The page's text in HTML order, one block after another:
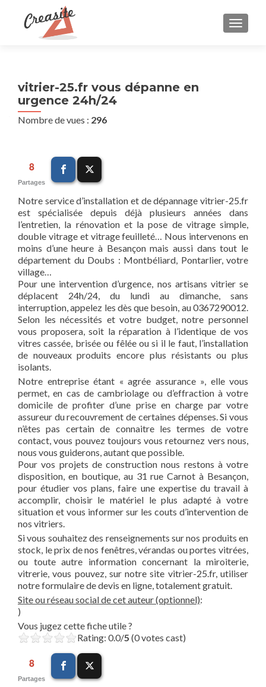
vitrier-25.fr vous dépanne en
urgence 24h/24
Nombre de vues : 296
8
Partages
Notre service d’installation et de dépannage vitrier-25.fr
est spécialisée depuis déjà plusieurs années dans
l’entretien, la rénovation et la pose de vitrage simple,
double vitrage et vitrage feuilleté… Nous intervenons en
moins d’une heure à Besançon mais aussi dans tout le
département du Doubs : Montbéliard, Pontarlier, votre
village…
Pour une intervention d’urgence, nos artisans vitrier se
déplacent 24h/24, du lundi au dimanche, sans
interruption, appelez les dès que besoin, au 0367290012.
Selon les nécessités et votre budget, notre personnel
vous proposera, soit la réparation à l’identique de vos
vitres cassée, brisée ou fêlée ou si il le faut, l’installation
de nouveaux produits encore plus résistants ou plus
isolants.
Notre entreprise étant « agrée assurance », elle vous
permet, en cas de cambriolage ou d’effraction à votre
domicile de profiter d’une prise en charge par votre
assureur du recouvrement de certaines dépenses. Si vous
n’êtes pas certain de connaitre les termes de votre
contact, vous pouvez toujours vous retournez vers nous,
nous vous guiderons, autant que possible.
Pour vos projets de construction nous restons à votre
disposition, en boutique, au 31 rue Carnot à Besançon,
pour étudier vos plans, faire une expertise du travail à
accomplir, choisir le matériel le plus adapté à votre
situation et vous informer sur les couts d’intervention de
nos vitriers.
Si vous souhaitez des renseignements sur nos produits en
stock, le prix de nos fenêtres, vérandas ou portes vitrées,
ou toute autre information concernant la miroiterie,
vitrerie, vous pouvez, sur notre site vitrier-25.fr, utiliser
notre formulaire de devis en ligne, totalement gratuit.
Site ou réseau social de cet auteur (optionnel):
)
Vous jugez cette fiche utile ?
Rating: 0.0/5 (0 votes cast)
8
Partages